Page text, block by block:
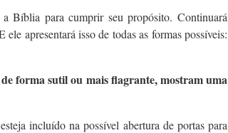
Bíblia para cumprir seu propósito. Continuará
apresentará isso de todas as formas possíveis:
forma sutil ou mais flagrante, mostram uma
incluído na possível abertura de portas para